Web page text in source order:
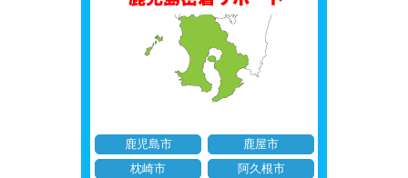
鹿児島市
鹿屋市
枕崎市
阿久根市